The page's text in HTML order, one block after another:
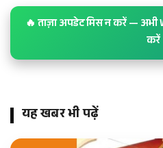
🔥 ताज़ा अपडेट मिस न करें —
करें
यह खबर भी पढ़ें